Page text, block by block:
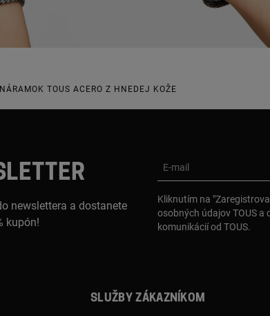
NÁRAMOK TOUS ACERO Z HNEDEJ KOŽE
newslettera a dostanete
kupón!
E-mail
Kliknutím na
osobných údajov TOUS
komunikácií od TOUS.
Služby zákazníkom